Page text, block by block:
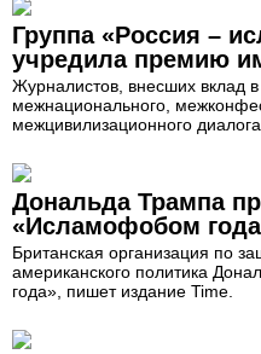
Группа «Россия –
учредила премию
Журналистов, внесших вклад
межнационального,
межцивилизационного
Дональда Трампа
«Исламофобом
Британская организация по
американского политика
года», пишет издание Time.